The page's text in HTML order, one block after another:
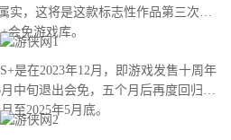
实，这将是这款标志性作品第三次进
会免游戏库。
在2023年12月，即游戏发售十周年
中旬退出会免，五个月后再度回归并
至2025年5月底。